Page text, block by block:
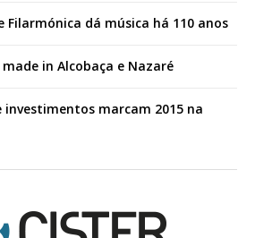
Filarmónica dá música há 110 anos
in Alcobaça e Nazaré
investimentos marcam 2015 na